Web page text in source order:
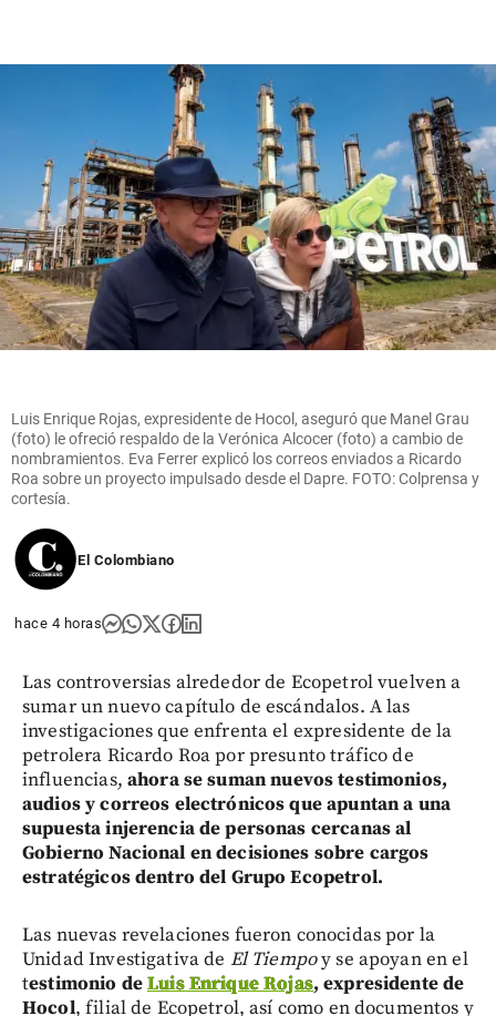
Luis Enrique Rojas, expresidente de Hocol, aseguró que Manel Grau
(foto) le ofreció respaldo de la Verónica Alcocer (foto) a cambio de
nombramientos. Eva Ferrer explicó los correos enviados a Ricardo
Roa sobre un proyecto impulsado desde el Dapre. FOTO: Colprensa y
cortesía.
El Colombiano
hace 4 horas
Las controversias alrededor de Ecopetrol vuelven a
sumar un nuevo capítulo de escándalos. A las
investigaciones que enfrenta el expresidente de la
petrolera Ricardo Roa por presunto tráfico de
influencias, ahora se suman nuevos testimonios,
audios y correos electrónicos que apuntan a una
supuesta injerencia de personas cercanas al
Gobierno Nacional en decisiones sobre cargos
estratégicos dentro del Grupo Ecopetrol.
Las nuevas revelaciones fueron conocidas por la
Unidad Investigativa de El Tiempoy se apoyan en el
testimonio deLuis Enrique Rojas, expresidente de
Hocol, filial de Ecopetrol, así como en documentos y